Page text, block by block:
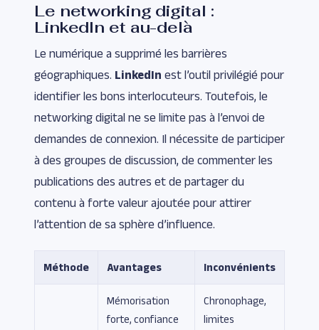
Le networking digital :
LinkedIn et au-delà
Le numérique a supprimé les barrières
géographiques. LinkedIn est l’outil privilégié pour
identifier les bons interlocuteurs. Toutefois, le
networking digital ne se limite pas à l’envoi de
demandes de connexion. Il nécessite de participer
à des groupes de discussion, de commenter les
publications des autres et de partager du
contenu à forte valeur ajoutée pour attirer
l’attention de sa sphère d’influence.
Méthode Avantages Inconvénients
Mémorisation
forte, confiance
Chronophage,
limites